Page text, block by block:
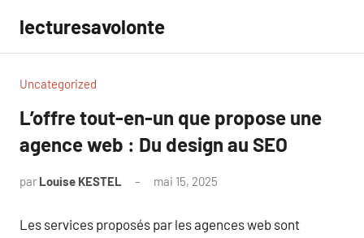
contenu
lecturesavolonte
Uncategorized
L’offre tout-en-un que propose une
agence web : Du design au SEO
par Louise KESTEL mai 15, 2025
Les services proposés par les agences web sont